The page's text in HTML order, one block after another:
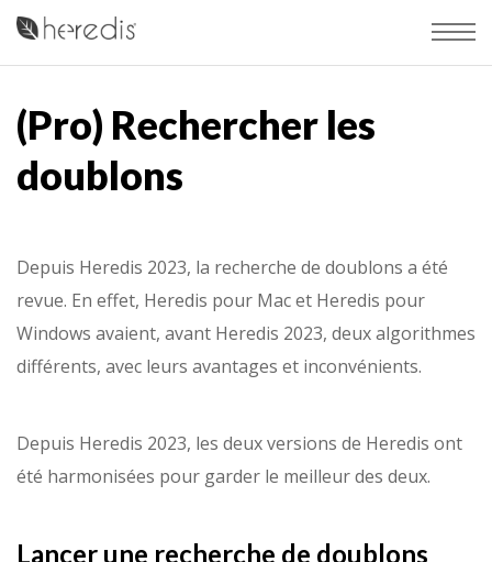
(Pro) Rechercher les
doublons
Depuis Heredis 2023, la recherche de doublons a été
revue. En effet, Heredis pour Mac et Heredis pour
Windows avaient, avant Heredis 2023, deux algorithmes
différents, avec leurs avantages et inconvénients.
Depuis Heredis 2023, les deux versions de Heredis ont
été harmonisées pour garder le meilleur des deux.
Lancer une recherche de doublons